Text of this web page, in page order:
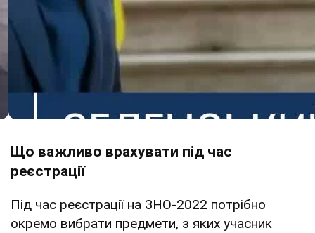
Що важливо врахувати під час
реєстрації
Під час реєстрації на ЗНО-2022 потрібно
окремо вибрати предмети, з яких учасник